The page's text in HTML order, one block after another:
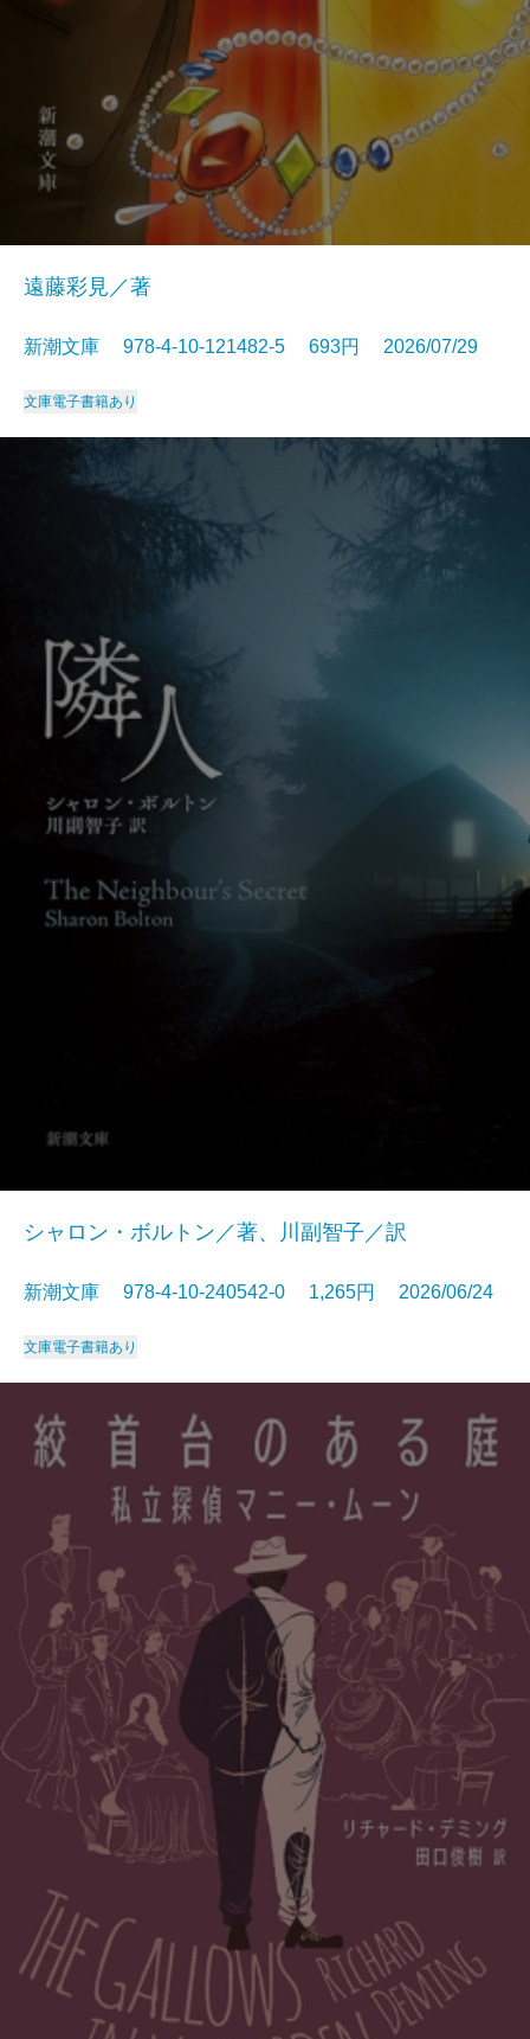
遠藤彩見／著
新潮文庫 978-4-10-121482-5 693円 2026/07/29
文庫電子書籍あり
シャロン・ボルトン／著、川副智子／訳
新潮文庫 978-4-10-240542-0 1,265円 2026/06/24
文庫電子書籍あり